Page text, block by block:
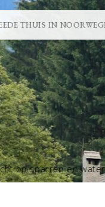
THUIS IN
op sparren en